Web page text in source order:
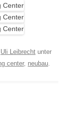
Uli Leibrecht unter
center, neubau.